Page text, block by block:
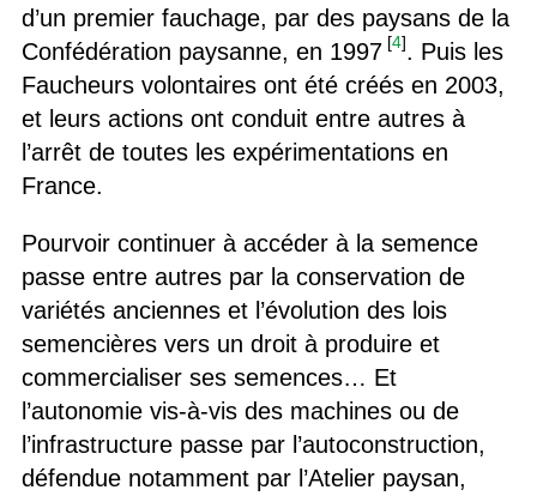
d’un premier fauchage, par des paysans de la
Confédération paysanne, en 1997[4]. Puis les
Faucheurs volontaires ont été créés en 2003,
et leurs actions ont conduit entre autres à
l’arrêt de toutes les expérimentations en
France.
Pourvoir continuer à accéder à la semence
passe entre autres par la conservation de
variétés anciennes et l’évolution des lois
semencières vers un droit à produire et
commercialiser ses semences… Et
l’autonomie vis-à-vis des machines ou de
l’infrastructure passe par l’autoconstruction,
défendue notamment par l’Atelier paysan,